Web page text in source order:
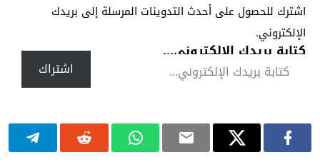
اشترك للحصول على أحدث التدوينات المرسلة إلى بريدك
الإلكتروني.
كتابة بريدك الإلكتروني...
اشتراك